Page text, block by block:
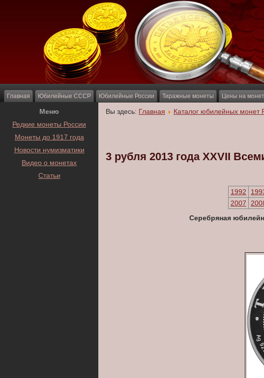
Главная Юбилейные СССР Юбилейные России Тиражные монеты Цены на
Меню
Редкие монеты России
Монеты до 1917 года
Новости нумизматики
Видео о монетах
Статьи
Вы здесь: Главная Каталог юбилейных монет
3 рубля 2013 года XXVII
1992
2007
Серебряная